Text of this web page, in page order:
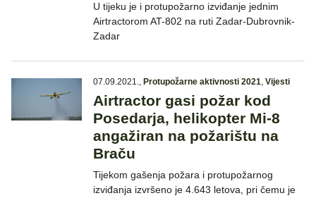
U tijeku je i protupožarno izviđanje jednim
Airtractorom AT-802 na ruti Zadar-Dubrovnik-
Zadar
07.09.2021., Protupožarne aktivnosti 2021, Vijesti
Airtractor gasi požar kod
Posedarja, helikopter Mi-8
angažiran na požarištu na
Braču
Tijekom gašenja požara i protupožarnog
izviđanja izvršeno je 4.643 letova, pri čemu je